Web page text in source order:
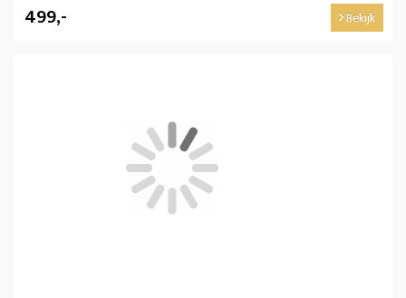
499,- Bekijk